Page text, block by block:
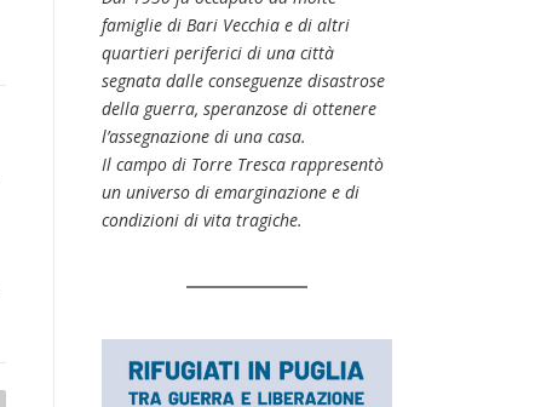
famiglie di Bari Vecchia e di altri
quartieri periferici di una città
segnata dalle conseguenze disastrose
della guerra, speranzose di ottenere
l’assegnazione di una casa.
Il campo di Torre Tresca rappresentò
un universo di emarginazione e di
condizioni di vita tragiche.